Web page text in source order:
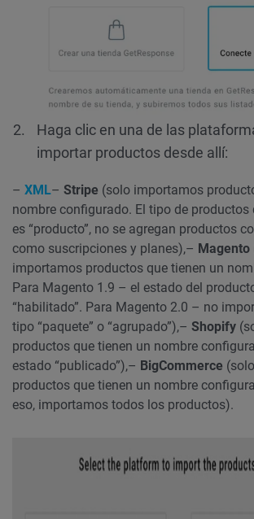
Haga clic en una de las
importar productos desde allí:
– XML– Stripe (solo importamos
nombre configurado. El tipo de
es “producto”, no se agregan productos
como suscripciones y planes),– Magento
importamos productos que tienen un
Para Magento 1.9 – el estado del
“habilitado”. Para Magento 2.0 – no
tipo “paquete” o “agrupado”),– Shopify
productos que tienen un nombre
estado “publicado”),– BigCommerce
productos que tienen un nombre
eso, importamos todos los productos).